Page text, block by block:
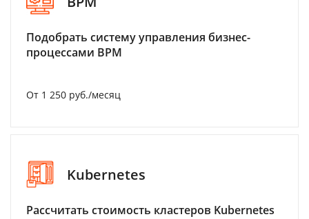
Подобрать систему управления бизнес-
процессами BPM
От 1 250 руб./месяц
Kubernetes
Рассчитать стоимость кластеров Kubernetes